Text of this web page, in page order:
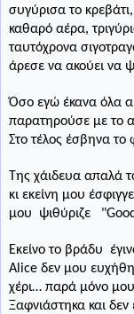
συγύρισα το
καθαρό αέρα,
ταυτόχρονα
άρεσε να ακούει να
Όσο εγώ έκανα όλα
παρατηρούσε με το
Στο τέλος έσβηνα το
Της χάιδευα απαλά
κι εκείνη μου
μου
ψιθύριζε "
Εκείνο το βράδυ
Α lice δεν μου
χέρι… παρά μόνο
Ξαφνιάστηκα και